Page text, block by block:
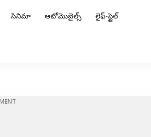
సినిమా ఆటోమొబైల్స్ లైఫ్-స్టైల్